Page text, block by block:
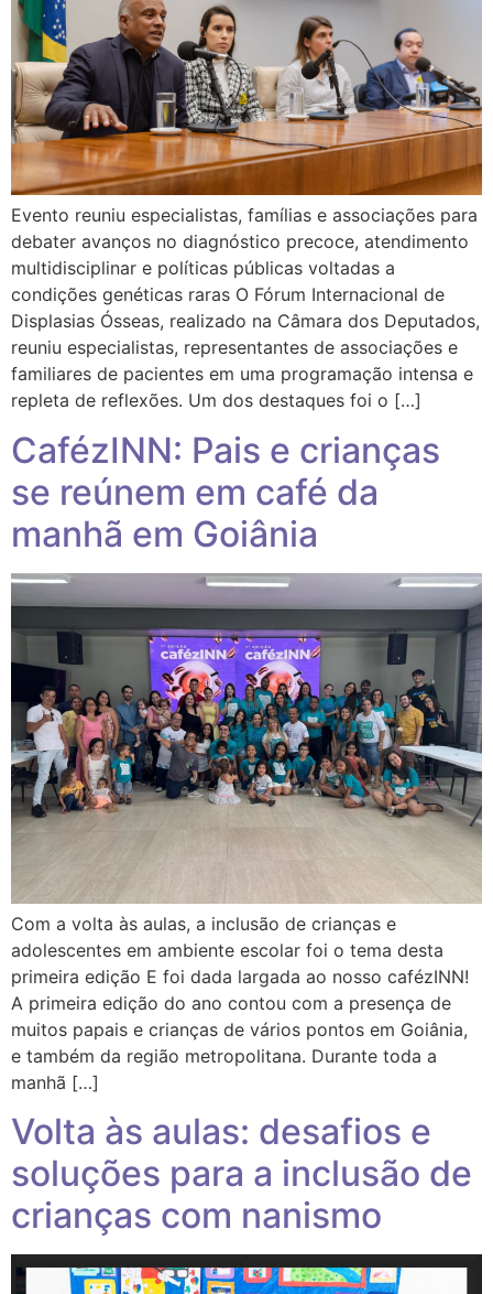
Evento reuniu especialistas, famílias e associações para
debater avanços no diagnóstico precoce, atendimento
multidisciplinar e políticas públicas voltadas a
condições genéticas raras O Fórum Internacional de
Displasias Ósseas, realizado na Câmara dos Deputados,
reuniu especialistas, representantes de associações e
familiares de pacientes em uma programação intensa e
repleta de reflexões. Um dos destaques foi o […]
CafézINN: Pais e crianças
se reúnem em café da
manhã em Goiânia
Com a volta às aulas, a inclusão de crianças e
adolescentes em ambiente escolar foi o tema desta
primeira edição E foi dada largada ao nosso cafézINN!
A primeira edição do ano contou com a presença de
muitos papais e crianças de vários pontos em Goiânia,
e também da região metropolitana. Durante toda a
manhã […]
Volta às aulas: desafios e
soluções para a inclusão de
crianças com nanismo